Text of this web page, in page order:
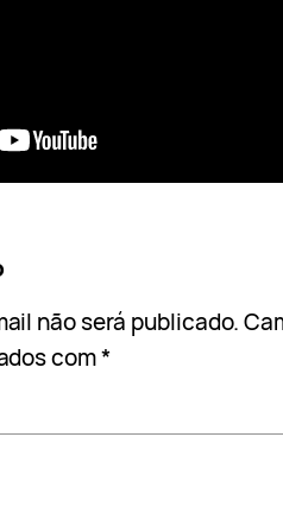
não será publicado.
com*